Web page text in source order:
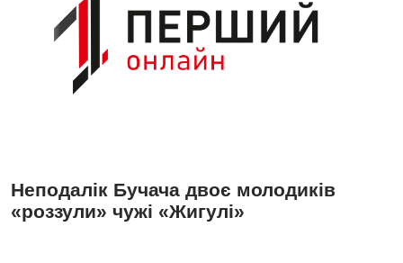
Неподалік Бучача двоє молодиків
«роззули» чужі «Жигулі»